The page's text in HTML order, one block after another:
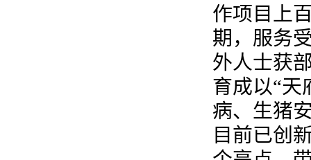
作项目上
期，服务
外人士获
育成以“天
病、生猪
目前已创